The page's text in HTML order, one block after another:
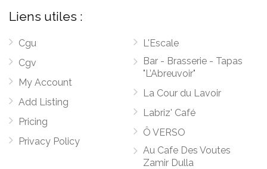
Liens utiles :
Cgu
Cgv
My Account
Add Listing
Pricing
Privacy Policy
L'Escale
Bar - Brasserie - Tapas
"L’Abreuvoir"
La Cour du Lavoir
Labriz' Café
Ô VERSO
Au Cafe Des Voutes
Zamir Dulla